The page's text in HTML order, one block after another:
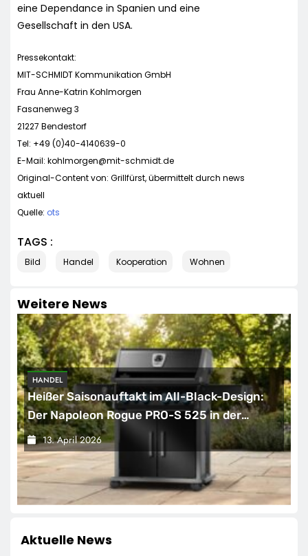
eine Dependance in Spanien und eine
Gesellschaft in den USA.
Pressekontakt:
MIT-SCHMIDT Kommunikation GmbH
Frau Anne-Katrin Kohlmorgen
Fasanenweg 3
21227 Bendestorf
Tel: +49 (0)40-4140639-0
E-Mail: kohlmorgen@mit-schmidt.de
Original-Content von: Grillfürst, übermittelt durch news
aktuell
Quelle: ots
TAGS :
Bild Handel Kooperation Wohnen
Weitere News
HANDEL
Heißer Saisonauftakt im All-Black-Design:
Der Napoleon Rogue PRO-S 525 in der
exklusiven Grillfürst-Edition
13. April 2026
Aktuelle News